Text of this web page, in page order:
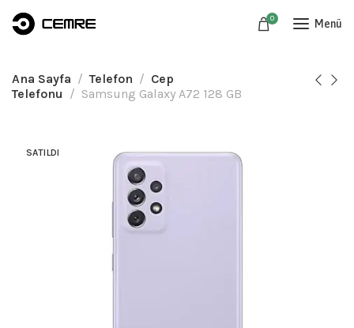
0 Menü
Ana Sayfa Telefon
Cep
Telefonu
Samsung Galaxy A72 128 GB
SATILDI